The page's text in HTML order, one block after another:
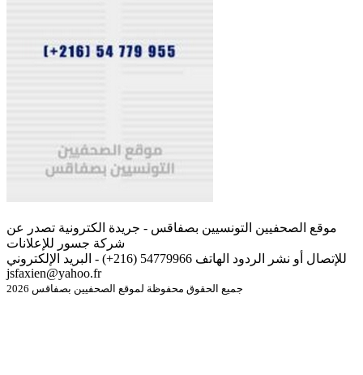
موقع الصحفيين التونسيين بصفاقس - جريدة الكترونية تصدر عن
شركة جسور للإعلانات
للإتصال أو نشر الردود الهاتف 54779966 (216+) - البريد الإلكتروني
jsfaxien@yahoo.fr
جميع الحقوق محفوظة لموقع الصحفيين بصفاقس 2026